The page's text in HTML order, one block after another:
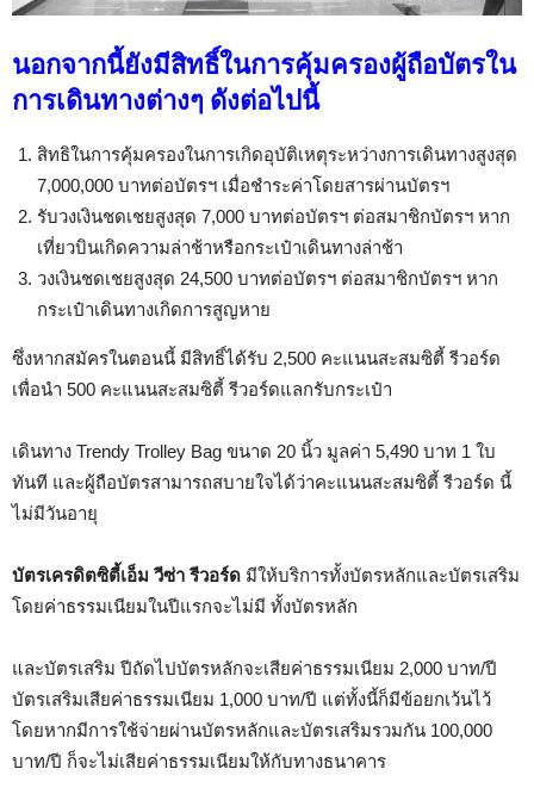
นอกจากนี้ยังมีสิทธิ์ในการคุ้มครองผู้ถือบัตรใน
การเดินทางต่างๆ ดังต่อไปนี้
สิทธิในการคุ้มครองในการเกิดอุบัติเหตุระหว่างการเดินทางสูงสุด
7,000,000 บาทต่อบัตรฯ เมื่อชำระค่าโดยสารผ่านบัตรฯ
รับวงเงินชดเชยสูงสุด 7,000 บาทต่อบัตรฯ ต่อสมาชิกบัตรฯ หาก
เที่ยวบินเกิดความล่าช้าหรือกระเป๋าเดินทางล่าช้า
วงเงินชดเชยสูงสุด 24,500 บาทต่อบัตรฯ ต่อสมาชิกบัตรฯ หาก
กระเป๋าเดินทางเกิดการสูญหาย
ซึ่งหากสมัครในตอนนี้ มีสิทธิ์ได้รับ 2,500 คะแนนสะสมซิตี้ รีวอร์ด
เพื่อนำ 500 คะแนนสะสมซิตี้ รีวอร์ดแลกรับกระเป๋า
เดินทาง Trendy Trolley Bag ขนาด 20 นิ้ว มูลค่า 5,490 บาท 1 ใบ
ทันที และผู้ถือบัตรสามารถสบายใจได้ว่าคะแนนสะสมซิตี้ รีวอร์ด นี้
ไม่มีวันอายุ
บัตรเครดิตซิตี้เอ็ม วีซ่า รีวอร์ด มีให้บริการทั้งบัตรหลักและบัตรเสริม
โดยค่าธรรมเนียมในปีแรกจะไม่มี ทั้งบัตรหลัก
และบัตรเสริม ปีถัดไปบัตรหลักจะเสียค่าธรรมเนียม 2,000 บาท/ปี
บัตรเสริมเสียค่าธรรมเนียม 1,000 บาท/ปี แต่ทั้งนี้ก็มีข้อยกเว้นไว้
โดยหากมีการใช้จ่ายผ่านบัตรหลักและบัตรเสริมรวมกัน 100,000
บาท/ปี ก็จะไม่เสียค่าธรรมเนียมให้กับทางธนาคาร